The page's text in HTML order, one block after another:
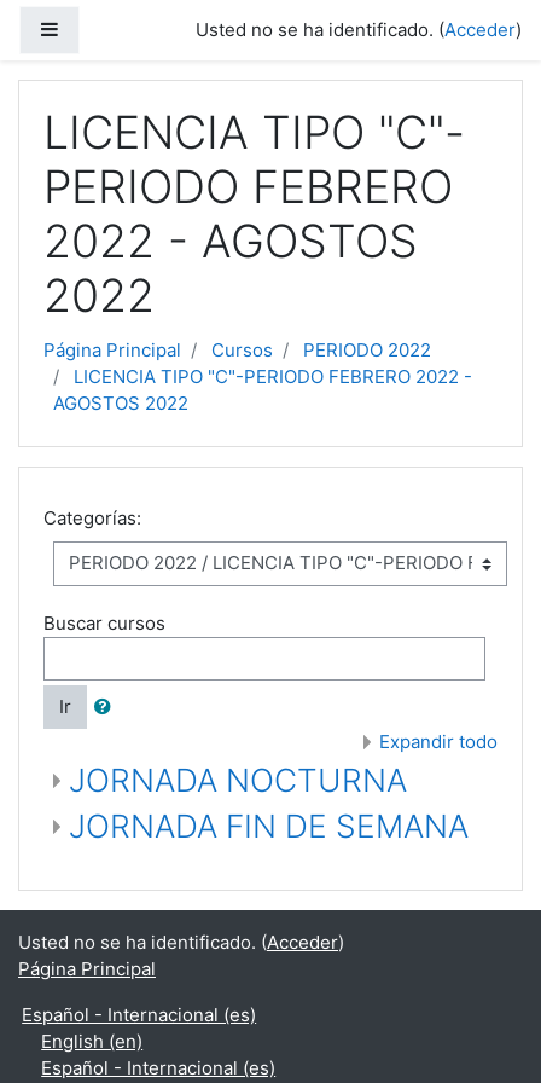
Usted no se ha identificado. (Acceder)
LICENCIA TIPO "C"-
PERIODO FEBRERO
2022 - AGOSTOS
2022
Página Principal Cursos
PERIODO 2022
LICENCIA TIPO "C"-PERIODO FEBRERO 2022 -
AGOSTOS 2022
Categorías:
Buscar cursos
Ir
Expandir todo
JORNADA NOCTURNA
JORNADA FIN DE SEMANA
Usted no se ha identificado. (Acceder)
Página Principal
Español - Internacional ‎(es)‎
English ‎(en)‎
Español - Internacional ‎(es)‎